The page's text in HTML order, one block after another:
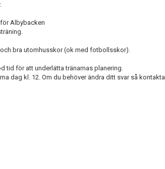
Albybacken
och bra utomhusskor (ok med fotbollsskor).
tid för att underlätta tränarnas planering.
dag kl. 12. Om du behöver ändra ditt svar så kontakta